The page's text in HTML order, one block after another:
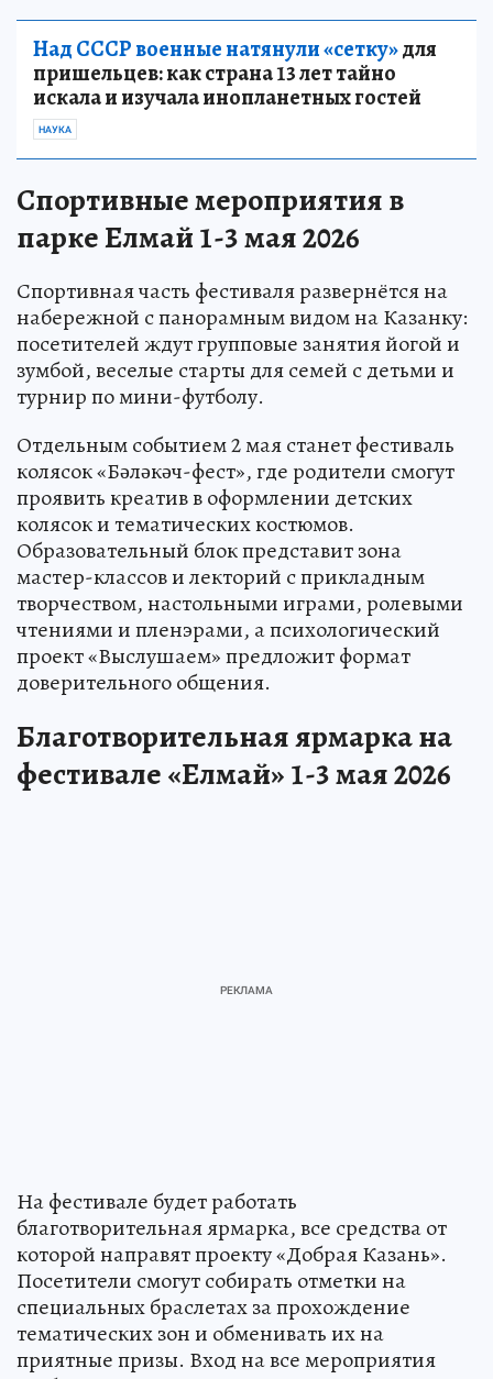
Над СССР военные натянули «сетку»для
пришельцев: как страна 13 лет тайно
искала и изучала инопланетных гостей
НАУКА
Спортивные мероприятия в
парке Елмай 1-3 мая 2026
Спортивная часть фестиваля развернётся на
набережной с панорамным видом на Казанку:
посетителей ждут групповые занятия йогой и
зумбой, веселые старты для семей с детьми и
турнир по мини-футболу.
Отдельным событием 2 мая станет фестиваль
колясок «Бәләкәч-фест», где родители смогут
проявить креатив в оформлении детских
колясок и тематических костюмов.
Образовательный блок представит зона
мастер-классов и лекторий с прикладным
творчеством, настольными играми, ролевыми
чтениями и пленэрами, а психологический
проект «Выслушаем» предложит формат
доверительного общения.
Благотворительная ярмарка на
фестивале «Елмай» 1-3 мая 2026
На фестивале будет работать
благотворительная ярмарка, все средства от
которой направят проекту «Добрая Казань».
Посетители смогут собирать отметки на
специальных браслетах за прохождение
тематических зон и обменивать их на
приятные призы. Вход на все мероприятия